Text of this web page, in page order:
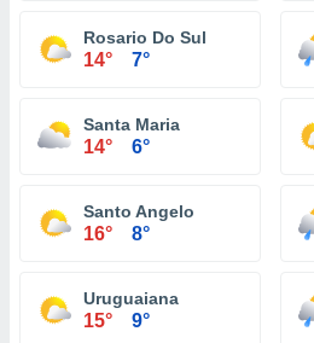
Rosario Do Sul
14° 7°
Santa Maria
14° 6°
Santo Angelo
16° 8°
Uruguaiana
15° 9°